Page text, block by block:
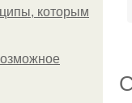
которым